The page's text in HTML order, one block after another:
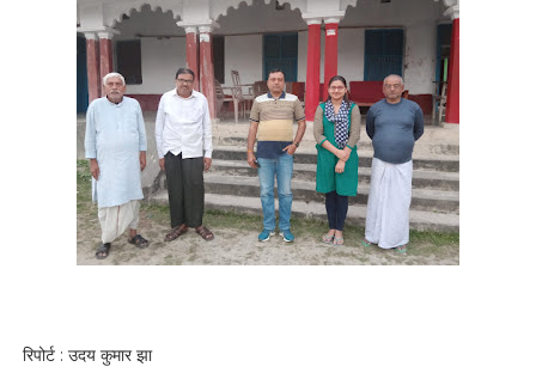
रिपोर्ट : उदय कुमार झा